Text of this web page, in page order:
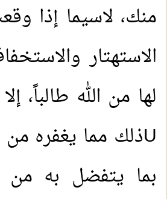
منك، لاسيما إذا
الاستهتار
لها من الله طالباً،
Uذلك مما يغفره من
بما يتفضل به من